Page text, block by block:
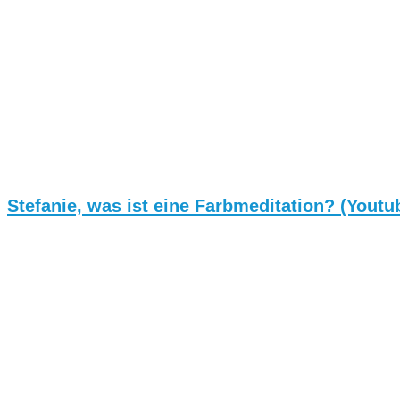
Stefanie, was ist eine Farbmeditation?